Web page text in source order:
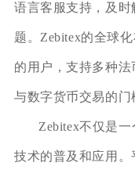
语言客服支持，及
题。Zebitex的全球
的用户，支持多种
与数字货币交易的门
Zebitex不仅是
技术的普及和应用